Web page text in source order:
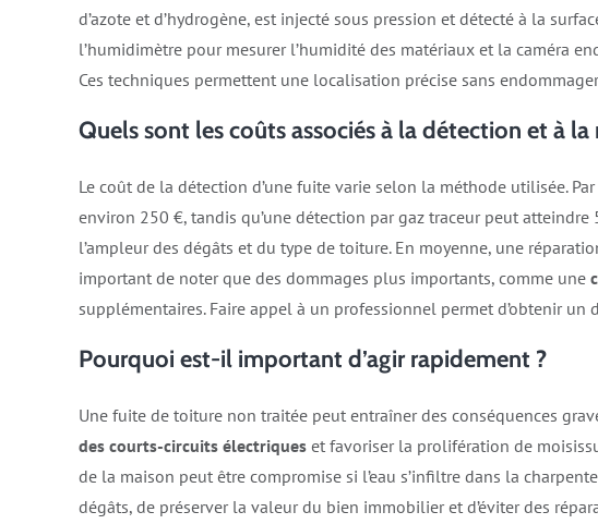
d’azote et d’hydrogène, est injecté sous pression et détecté à la
l’humidimètre pour mesurer l’humidité des matériaux et la caméra
Ces techniques permettent une localisation précise sans
Quels sont les coûts associés à la détection et à la
Le coût de la détection d’une fuite varie selon la méthode utilisée.
environ 250 €, tandis qu’une détection par gaz traceur peut
l’ampleur des dégâts et du type de toiture. En moyenne, une
important de noter que des dommages plus importants, comme une
supplémentaires. Faire appel à un professionnel permet d’obtenir un
Pourquoi est-il important d’agir rapidement ?
Une fuite de toiture non traitée peut entraîner des conséquences
des courts-circuits électriques et favoriser la prolifération de
de la maison peut être compromise si l’eau s’infiltre dans la
dégâts, de préserver la valeur du bien immobilier et d’éviter des